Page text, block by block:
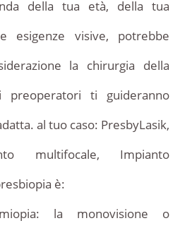
della tua età, della tua
esigenze visive, potrebbe
la chirurgia della
preoperatori ti guideranno
al tuo caso: PresbyLasik,
multifocale, Impianto
è:
la monovisione o